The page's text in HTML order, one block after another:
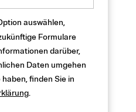
auswählen,
Formulare
darüber,
Daten umgehen
finden Sie in
.